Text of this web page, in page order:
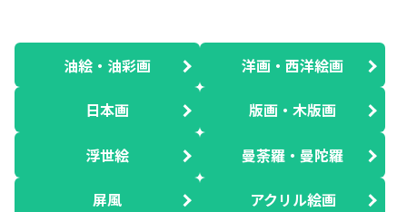
油絵・油彩画 洋画・西洋絵画
日本画 版画・木版画
浮世絵 曼荼羅・曼陀羅
屏風 アクリル絵画